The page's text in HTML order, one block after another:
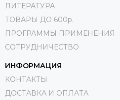
ЛИТЕРАТУРА
ТОВАРЫ ДО 600р.
ПРОГРАММЫ ПРИМЕНЕНИЯ
СОТРУДНИЧЕСТВО
ИНФОРМАЦИЯ
КОНТАКТЫ
ДОСТАВКА И ОПЛАТА